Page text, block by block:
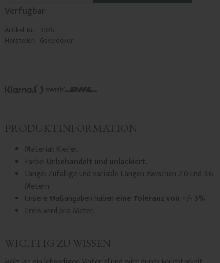
Verfügbar
Artikel-Nr.
3106
Hersteller Gaveldekor
PRODUKTINFORMATION
Material: Kiefer.
Farbe: Unbehandelt und unlackiert.
Länge: Zufällige und variable Längen zwischen 2.0 und 3.6
Metern.
Unsere Maßangaben haben eine Toleranz von +/- 3%
Preis wird pro Meter.
WICHTIG ZU WISSEN